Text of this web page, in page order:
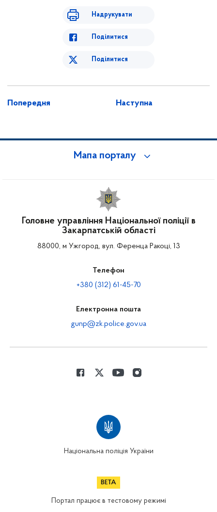
Надрукувати
Поділитися
Поділитися
Попередня Наступна
Мапа порталу
Головне управління Національної поліції в
Закарпатській області
88000, м Ужгород, вул. Ференца Ракоці, 13
Телефон
+380 (312) 61-45-70
Електронна пошта
gunp@zk.police.gov.ua
Національна поліція України
Портал працює в тестовому режимі